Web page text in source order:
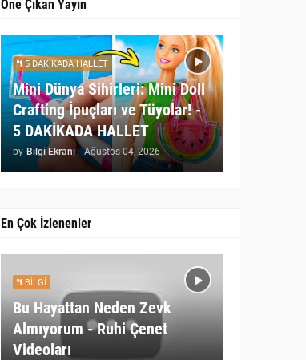
Öne Çıkan Yayın
5 DAKİKADA HALLET
Mini Dünya Sihirleri: Mini Doll
Crafting İpuçları ve Tüyolar! -
5 DAKİKADA HALLET
by Bilgi Ekranı - Ağustos 04, 2026
En Çok İzlenenler
BILGI
Bu Hayattan Neden Zevk
Almıyorum - Ruhi Çenet
Videoları